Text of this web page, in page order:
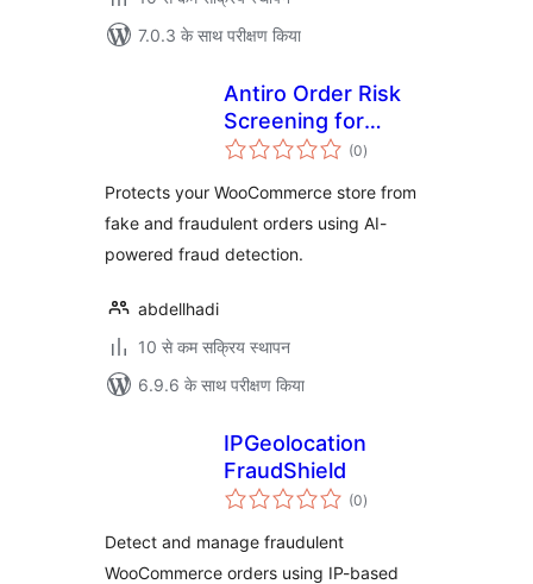
7.0.3 के साथ परीक्षण किया
Antiro Order Risk
Screening for
WooCommerce
(0कुल
दर)
Protects your WooCommerce store from
fake and fraudulent orders using AI-
powered fraud detection.
abdellhadi
10 से कम सक्रिय स्थापन
6.9.6 के साथ परीक्षण किया
IPGeolocation
FraudShield
(0कुल
दर)
Detect and manage fraudulent
WooCommerce orders using IP-based